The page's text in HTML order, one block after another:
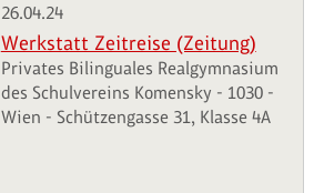
26.04.24
Werkstatt Zeitreise (Zeitung)
Privates Bilinguales Realgymnasium
des Schulvereins Komensky - 1030 -
Wien - Schützengasse 31, Klasse 4A